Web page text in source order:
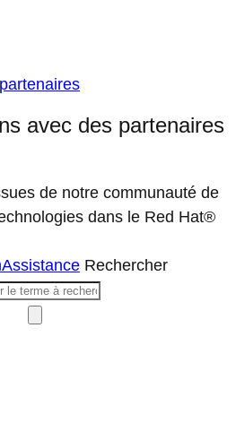
avec des partenaires
de notre communauté de
dans le Red Hat®
Assistance Rechercher